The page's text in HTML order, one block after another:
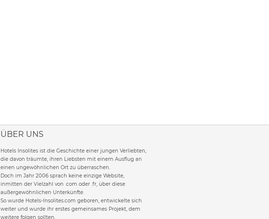
ÜBER UNS
Hotels Insolites ist die Geschichte einer jungen Verliebten,
die davon träumte, ihren Liebsten mit einem Ausflug an
einen ungewöhnlichen Ort zu überraschen.
Doch im Jahr 2006 sprach keine einzige Website,
inmitten der Vielzahl von .com oder .fr, über diese
außergewöhnlichen Unterkünfte.
So wurde Hotels-Insolites.com geboren, entwickelte sich
weiter und wurde ihr erstes gemeinsames Projekt, dem
weitere folgen sollten.